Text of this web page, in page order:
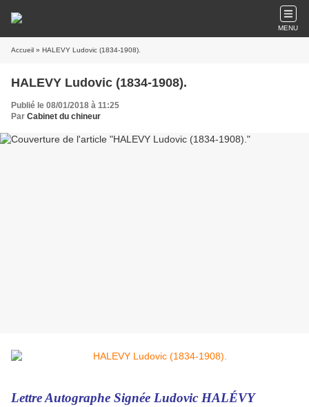
MENU
Accueil » HALEVY Ludovic (1834-1908).
HALEVY Ludovic (1834-1908).
Publié le 08/01/2018 à 11:25
Par Cabinet du chineur
Lettre Autographe Signée Ludovic HALÉVY